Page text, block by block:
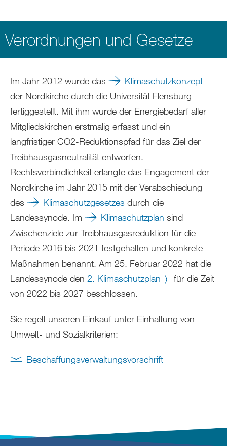
Verordnungen und Gesetze
Im Jahr 2012 wurde das
Klimaschutzkonzept
der Nordkirche durch die Universität Flensburg
fertiggestellt. Mit ihm wurde der Energiebedarf aller
Mitgliedskirchen erstmalig erfasst und ein
langfristiger CO2-Reduktionspfad für das Ziel der
Treibhausgasneutralität entworfen.
Rechtsverbindlichkeit erlangte das Engagement der
Nordkirche im Jahr 2015 mit der Verabschiedung
des
Klimaschutzgesetzes durch die
Landessynode. Im
Klimaschutzplan sind
Zwischenziele zur Treibhausgasreduktion für die
Periode 2016 bis 2021 festgehalten und konkrete
Maßnahmen benannt. Am 25. Februar 2022 hat die
Landessynode den 2. Klimaschutzplan
für die Zeit
von 2022 bis 2027 beschlossen.
Sie regelt unseren Einkauf unter Einhaltung von
Umwelt- und Sozialkriterien:
Beschaffungsverwaltungsvorschrift